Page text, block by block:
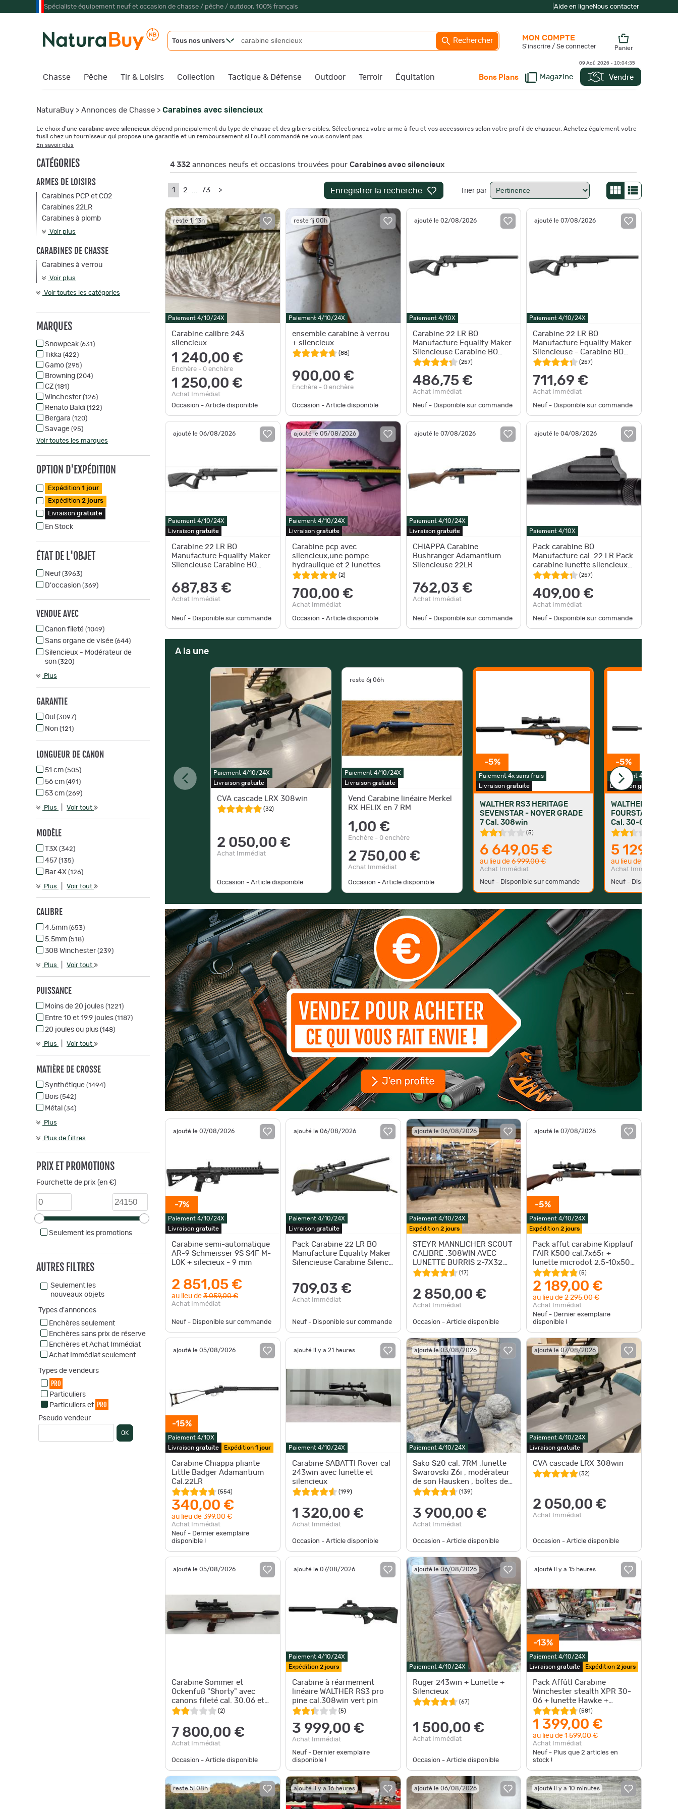
Spécialiste équipement neuf et occasion de chasse / pêche / outdoor, 100% français Aide en ligneNous contacter
Tous nos univers Rechercher
Chasse Pêche Tir & Loisirs Collection Tactique & Défense Outdoor Terroir Équitation Bons Plans Magazine Vendre
MON COMPTE
S'inscrire / Se connecter Panier
09 Aoû 2026 - 10:04:37
NaturaBuy > Annonces de Chasse > Carabines avec silencieux
Le choix d'une carabine avec silencieux dépend principalement du type de chasse et des gibiers cibles. Sélectionnez votre arme à feu et vos accessoires selon votre profil de chasseur. Achetez également votre
fusil chez un fournisseur qui propose une garantie et un remboursement si l'outil commandé ne vous convient pas.
En savoir plus
CATÉGORIES
ARMES DE LOISIRS
Carabines PCP et CO2
Carabines 22LR
Carabines à plomb
Voir plus
CARABINES DE CHASSE
Carabines à verrou
Voir plus
Voir toutes les catégories
MARQUES
Snowpeak (631)
Tikka (422)
Gamo (295)
Browning (204)
CZ (181)
Winchester(126)
Renato Baldi (122)
Bergara (120)
Savage (95)
Voir toutes les marques
OPTION D'EXPÉDITION
Expédition 1 jour
Expédition 2 jours
Livraison gratuite
En Stock
ÉTAT DE L'OBJET
Neuf(3963)
D'occasion (369)
VENDUE AVEC
Canon fileté (1049)
Sans organe de visée (644)
Silencieux - Modérateur de
son (320)
Plus
GARANTIE
Oui (3097)
Non (121)
LONGUEUR DE CANON
51 cm (505)
56 cm (491)
53 cm (269)
Plus Voir tout
MODÈLE
T3X (342)
457 (135)
Bar 4X (126)
Plus Voir tout
CALIBRE
4.5mm (653)
5.5mm (518)
308 Winchester(239)
Plus Voir tout
PUISSANCE
Moins de 20 joules (1221)
Entre 10 et 19.9 joules (1187)
20 joules ou plus (148)
Plus Voir tout
MATIÈRE DE CROSSE
Synthétique (1494)
Bois (542)
Métal (34)
Plus
Plus de filtres
PRIX ET PROMOTIONS
Fourchette de prix (en €)
Seulement les promotions
AUTRES FILTRES
Seulement les
nouveaux objets
Types d'annonces
Enchères seulement
Enchères sans prix de réserve
Enchères et Achat Immédiat
Achat Immédiat seulement
Types de vendeurs
PRO
Particuliers
Particuliers et PRO
Pseudo vendeur
OK
4 332 annonces neufs et occasions trouvées pour Carabines avec silencieux
1 2 ... 73 > Enregistrer la recherche Trier par
reste 1j 13h
Paiement 4/10/24X
Carabine calibre 243
silencieux
1 240,00 €
Enchère - 0 enchère
1 250,00 €
Achat Immédiat
Occasion - Article disponible
reste 1j 00h
Paiement 4/10/24X
ensemble carabine à verrou
+ silencieux
(88)
900,00 €
Enchère - 0 enchère
Occasion - Article disponible
ajouté le 02/08/2026
Paiement 4/10X
Carabine 22 LR BO
Manufacture Equality Maker
Silencieuse Carabine BO
EM332 silencieuse
(257)
486,75 €
Achat Immédiat
Neuf - Disponible sur commande
ajouté le 07/08/2026
Paiement 4/10/24X
Carabine 22 LR BO
Manufacture Equality Maker
Silencieuse - Carabine BO
EM332 silencieuse
(257)
711,69 €
Achat Immédiat
Neuf - Disponible sur commande
ajouté le 06/08/2026
Paiement 4/10/24X
Livraison gratuite
Carabine 22 LR BO
Manufacture Equality Maker
Silencieuse Carabine BO
687,83 €
Achat Immédiat
Neuf - Disponible sur commande
ajouté le 05/08/2026
Paiement 4/10/24X
Livraison gratuite
Carabine pcp avec
silencieux,une pompe
hydraulique et 2 lunettes
(2)
700,00 €
Achat Immédiat
Occasion - Article disponible
ajouté le 07/08/2026
Paiement 4/10/24X
Livraison gratuite
CHIAPPA Carabine
Bushranger Adamantium
Silencieuse 22LR
762,03 €
Achat Immédiat
Neuf - Disponible sur commande
ajouté le 04/08/2026
Paiement 4/10X
Pack carabine BO
Manufacture cal. 22 LR Pack
carabine lunette silencieux
fourreau
(257)
409,00 €
Achat Immédiat
Neuf - Disponible sur commande
ajouté le 07/08/2026
-7%
Paiement 4/10/24X
Livraison gratuite
Carabine semi-automatique
AR-9 Schmeisser 9S S4F M-
LOK + silecieux - 9 mm
2 851,05 €
au lieu de 3 059,00 €
Achat Immédiat
Neuf - Disponible sur commande
ajouté le 06/08/2026
Paiement 4/10/24X
Livraison gratuite
Pack Carabine 22 LR BO
Manufacture Equality Maker
Silencieuse Carabine Silence
709,03 €
Achat Immédiat
Neuf - Disponible sur commande
ajouté le 06/08/2026
Paiement 4/10/24X
Expédition 2 jours
STEYR MANNLICHER SCOUT
CALIBRE .308WIN AVEC
LUNETTE BURRIS 2-7X32
SCOUT
(17)
2 850,00 €
Achat Immédiat
Occasion - Article disponible
ajouté le 07/08/2026
-5%
Paiement 4/10/24X
Expédition2 jours
Pack affut carabine Kipplauf
FAIR K500 cal.7x65r +
lunette microdot 2.5-10x50
+ silencieux (PEX55)
(5)
2 189,00 €
au lieu de2 295,00 €
Achat Immédiat
Neuf - Dernier exemplaire
disponible !
ajouté le 05/08/2026
-15%
Paiement 4/10X
Livraison gratuite Expédition 1 jour
Carabine Chiappa pliante
Little Badger Adamantium
Cal.22LR
(554)
340,00 €
au lieu de 399,00 €
Achat Immédiat
Neuf - Dernier exemplaire
disponible !
ajouté il y a 21 heures
Paiement 4/10/24X
Carabine SABATTI Rover cal
243win avec lunette et
silencieux
(199)
1 320,00 €
Achat Immédiat
Occasion - Article disponible
ajouté le 03/08/2026
Paiement 4/10/24X
Sako S20 cal. 7RM ,lunette
Swarovski Z6i , modérateur
de son Hausken , boîtes de
balles offertes
(139)
3 900,00 €
Achat Immédiat
Occasion - Article disponible
ajouté le 07/08/2026
Paiement 4/10/24X
Livraisongratuite
CVA cascade LRX 308win
(32)
2 050,00 €
Achat Immédiat
Occasion - Article disponible
ajouté le 05/08/2026
Carabine Sommer et
Ockenfuß "Shorty" avec
canons fileté cal. 30.06 et
modérateur F&D (sans
(2)
7 800,00 €
Achat Immédiat
Occasion - Article disponible
ajouté le 07/08/2026
Paiement 4/10/24X
Expédition 2 jours
Carabine à réarmement
linéaire WALTHER RS3 pro
pine cal.308win vert pin
(5)
3 999,00 €
Achat Immédiat
Neuf - Dernier exemplaire
disponible !
ajouté le 06/08/2026
Paiement 4/10/24X
Ruger 243win + Lunette +
Silencieux
(67)
1 500,00 €
Achat Immédiat
Occasion - Article disponible
ajouté il y a 15 heures
-13%
Paiement 4/10/24X
Livraisongratuite Expédition2 jours
Pack Affût! Carabine
Winchester stealth XPR 30-
06 + lunette Hawke +
silencieux Iridium +valise
(581 )
1 399,00 €
au lieu de1 599,00 €
Achat Immédiat
Neuf - Plus que2 articles en
stock !
reste 5j 08h ajouté il y a 16 heures ajouté le 06/08/2026 ajouté il y a 10 minutes
A la une
Paiement 4/10/24X
Livraison gratuite
CVA cascade LRX 308win
(32)
2 050,00 €
Achat Immédiat
Occasion - Article disponible
reste 6j 06h
Paiement 4/10/24X
Livraison gratuite
Vend Carabine linéaire Merkel
RX HELIX en 7 RM
1,00 €
Enchère - 0 enchère
2 750,00 €
Achat Immédiat
Occasion - Article disponible
-5%
Paiement 4x sans frais
Livraison gratuite
WALTHER RS3 HERITAGE
SEVENSTAR - NOYER GRADE
7 Cal. 308win
(5)
6 649,05 €
au lieu de 6 999,00 €
Achat Immédiat
Neuf - Disponible sur commande
-5%
Paiement 4/10/24X
Livraison gratuite
WALTHER RS3
FOURSTAR -
Cal. 30-06
5 129,05
au lieu de
Achat Immédiat
Neuf - Disponible sur